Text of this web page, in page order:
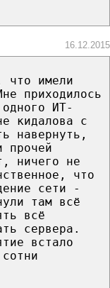
16.12.2015
что имели
приходилось
ИТ-
кидалова с
навернуть,
прочей
ничего не
что
сети -
там всё
всё
сервера.
встало